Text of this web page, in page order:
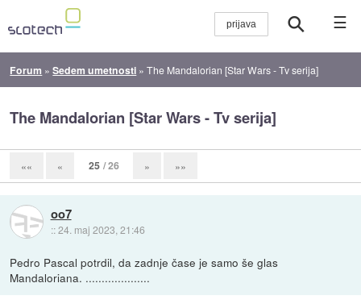
☰
Forum »Sedem umetnosti »The Mandalorian [Star Wars - Tv serija]
The Mandalorian [Star Wars - Tv serija]
«« « 25 / 26 » »»
oo7
::24. maj 2023, 21:46
Pedro Pascal potrdil, da zadnje čase je samo še glas
Mandaloriana. ....................